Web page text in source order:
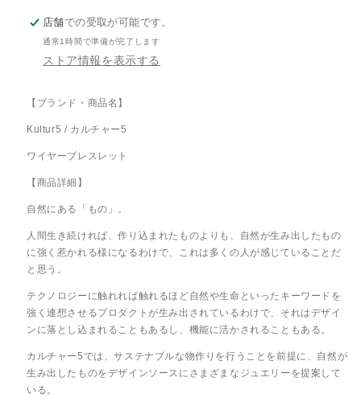
店舗での受取が可能です。
通常1時間で準備が完了します
ストア情報を表示する
【ブランド・商品名】
Kultur5 / カルチャー5
ワイヤーブレスレット
【商品詳細】
自然にある「もの」。
人間生き続ければ、作り込まれたものよりも、自然が生み出したもの
に強く惹かれる様になるわけで、これは多くの人が感じていることだ
と思う。
テクノロジーに触れれば触れるほど自然や生命といったキーワードを
強く連想させるプロダクトが生み出されているわけで、それはデザイ
ンに落とし込まれることもあるし、機能に活かされることもある。
カルチャー5では、サステナブルな物作りを行うことを前提に、自然が
生み出したものをデザインソースにさまざまなジュエリーを提案して
いる。